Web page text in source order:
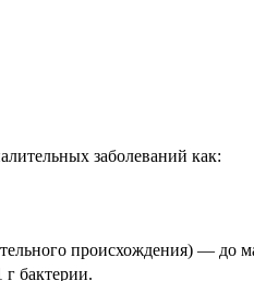
заболеваний как:
происхождения) — до
бактерии.